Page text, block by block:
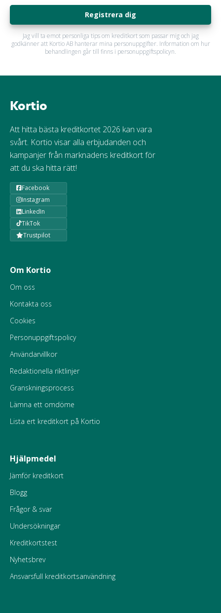
Registrera dig
Jag vill ta emot personliga tips om kreditkort som passar mig och jag
godkänner att Kortio AB hanterar mina personuppgifter. Information om hur
behandlingen går till finns i personuppgiftspolicyn.
Kortio
Att hitta bästa kreditkortet 2026 kan vara
svårt. Kortio visar alla erbjudanden och
kampanjer från marknadens kreditkort för
att du ska hitta rätt!
Facebook
Instagram
LinkedIn
TikTok
Trustpilot
Om Kortio
Om oss
Kontakta oss
Cookies
Personuppgiftspolicy
Användarvillkor
Redaktionella riktlinjer
Granskningsprocess
Lämna ett omdöme
Lista ert kreditkort på Kortio
Hjälpmedel
Jämför kreditkort
Blogg
Frågor & svar
Undersökningar
Kreditkortstest
Nyhetsbrev
Ansvarsfull kreditkortsanvändning